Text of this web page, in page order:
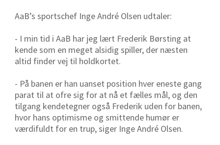
AaB’s sportschef Inge André Olsen udtaler:
- I min tid i AaB har jeg lært Frederik Børsting at
kende som en meget alsidig spiller, der næsten
altid finder vej til holdkortet.
- På banen er han uanset position hver eneste gang
parat til at ofre sig for at nå et fælles mål, og den
tilgang kendetegner også Frederik uden for banen,
hvor hans optimisme og smittende humør er
værdifuldt for en trup, siger Inge André Olsen.